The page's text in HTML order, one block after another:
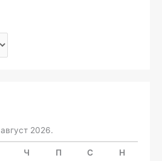
август 2026.
Ч П С Н